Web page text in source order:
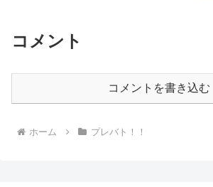
コメント
コメントを書き込む
ホーム プレバト！！